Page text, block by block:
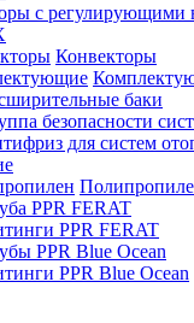
с регулирующими
Конвекторы
баки
безопасности
для систем
PPR FERAT
PPR FERAT
PPR Blue Ocean
PPR Blue Ocean